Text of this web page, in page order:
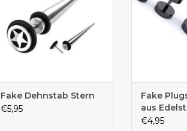
Fake Dehnstab Stern
€5,95
Fake
aus
€4,95